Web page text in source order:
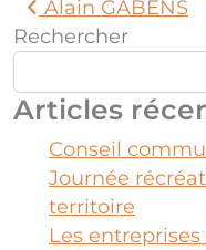
Alain GABENS
Rechercher
Articles
Conseil
Journée
territoire
Les